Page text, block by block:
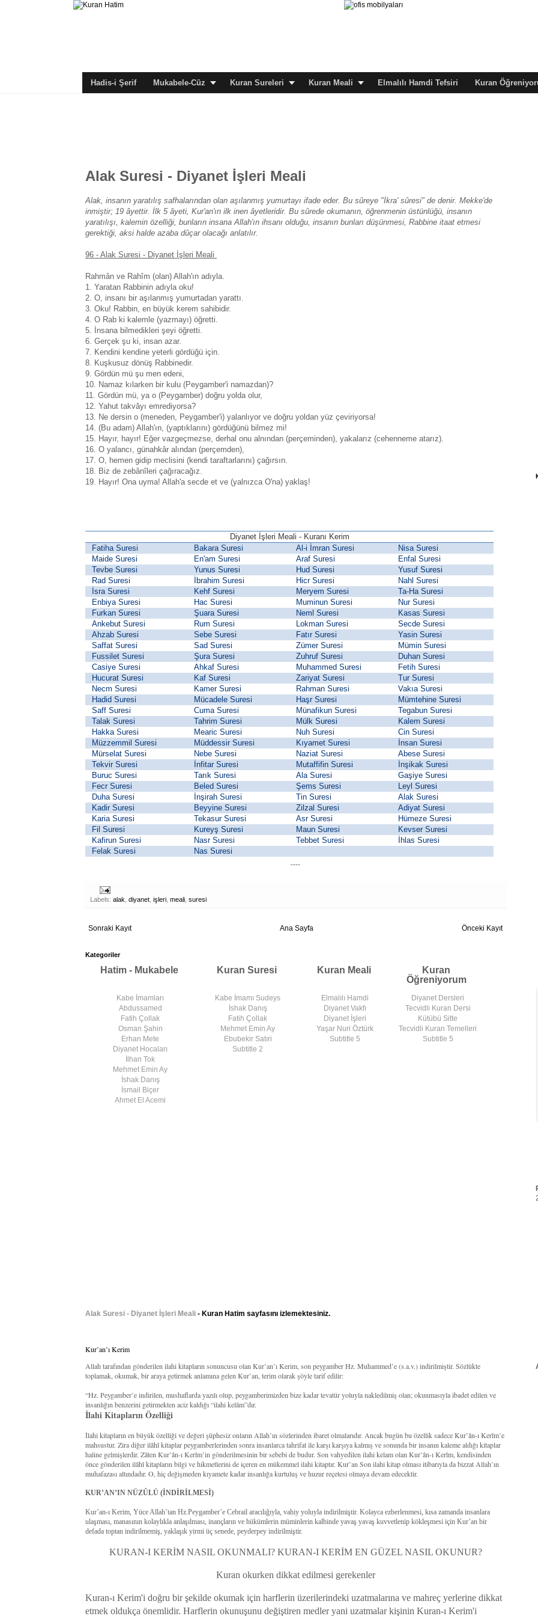
Hadis-i Şerif Mukabele-Cüz Kuran Sureleri Kuran Meali Elmalılı Hamdi Tefsiri Kuran
Alak Suresi - Diyanet İşleri Meali
Alak, insanın yaratılış safhalarından olan aşılanmış yumurtayı ifade eder. Bu sûreye "İkra' sûresi" de denir. Mekke'de
inmiştir; 19 âyettir. İlk 5 âyeti, Kur'an'ın ilk inen âyetleridir. Bu sûrede okumanın, öğrenmenin üstünlüğü, insanın
yaratılışı, kalemin özelliği, bunların insana Allah'ın ihsanı olduğu, insanın bunları düşünmesi, Rabbine itaat etmesi
gerektiği, aksi halde azaba dûçar olacağı anlatılır.
96 - Alak Suresi - Diyanet İşleri Meali
Rahmân ve Rahîm (olan) Allah'ın adıyla.
1. Yaratan Rabbinin adıyla oku!
2. O, insanı bir aşılanmış yumurtadan yarattı.
3. Oku! Rabbin, en büyük kerem sahibidir.
4. O Rab ki kalemle (yazmayı) öğretti.
5. İnsana bilmedikleri şeyi öğretti.
6. Gerçek şu ki, insan azar.
7. Kendini kendine yeterli gördüğü için.
8. Kuşkusuz dönüş Rabbinedir.
9. Gördün mü şu men edeni,
10. Namaz kılarken bir kulu (Peygamber'i namazdan)?
11. Gördün mü, ya o (Peygamber) doğru yolda olur,
12. Yahut takvâyı emrediyorsa?
13. Ne dersin o (meneden, Peygamber'i) yalanlıyor ve doğru yoldan yüz çeviriyorsa!
14. (Bu adam) Allah'ın, (yaptıklarını) gördüğünü bilmez mi!
15. Hayır, hayır! Eğer vazgeçmezse, derhal onu alnından (perçeminden), yakalarız (cehenneme atarız).
16. O yalancı, günahkâr alından (perçemden),
17. O, hemen gidip meclisini (kendi taraftarlarını) çağırsın.
18. Biz de zebânîleri çağıracağız.
19. Hayır! Ona uyma! Allah'a secde et ve (yalnızca O'na) yaklaş!
Diyanet İşleri Meali - Kuranı Kerim
Fatiha Suresi
Bakara Suresi Al-i İmran Suresi
Nisa Suresi
Maide Suresi
En'am Suresi Araf Suresi
Enfal Suresi
Tevbe Suresi
Yunus Suresi Hud Suresi
Yusuf Suresi
Rad Suresi
İbrahim Suresi Hicr Suresi
Nahl Suresi
İsra Suresi
Kehf Suresi Meryem Suresi
Ta-Ha Suresi
Enbiya Suresi
Hac Suresi Muminun Suresi
Nur Suresi
Furkan Suresi
Şuara Suresi Neml Suresi
Kasas Suresi
Ankebut Suresi
Rum Suresi Lokman Suresi
Secde Suresi
Ahzab Suresi
Sebe Suresi Fatır Suresi
Yasin Suresi
Saffat Suresi
Sad Suresi Zümer Suresi
Mümin Suresi
Fussilet Suresi
Şura Suresi Zuhruf Suresi
Duhan Suresi
Casiye Suresi
Ahkaf Suresi Muhammed Suresi
Fetih Suresi
Hucurat Suresi
Kaf Suresi Zariyat Suresi
Tur Suresi
Necm Suresi
Kamer Suresi Rahman Suresi
Vakıa Suresi
Hadid Suresi
Mücadele Suresi Haşr Suresi
Mümtehine Suresi
Saff Suresi
Cuma Suresi Münafikun Suresi
Tegabun Suresi
Talak Suresi
Tahrim Suresi Mülk Suresi
Kalem Suresi
Hakka Suresi
Mearic Suresi Nuh Suresi
Cin Suresi
Müzzemmil Suresi
Müddessir Suresi Kıyamet Suresi
İnsan Suresi
Mürselat Suresi
Nebe Suresi Naziat Suresi
Abese Suresi
Tekvir Suresi
İnfitar Suresi Mutaffifin Suresi
İnşikak Suresi
Buruc Suresi
Tarık Suresi Ala Suresi
Gaşiye Suresi
Fecr Suresi
Beled Suresi Şems Suresi
Leyl Suresi
Duha Suresi
İnşirah Suresi Tin Suresi
Alak Suresi
Kadir Suresi
Beyyine Suresi Zilzal Suresi
Adiyat Suresi
Karia Suresi
Tekasur Suresi Asr Suresi
Hümeze Suresi
Fil Suresi
Kureyş Suresi Maun Suresi
Kevser Suresi
Kafirun Suresi
Nasr Suresi Tebbet Suresi
İhlas Suresi
Felak Suresi
Nas Suresi
----
Labels: alak diyanet işleri meali suresi
Sonraki Kayıt Önceki Kayıt
Ana Sayfa
Kategoriler
Hatim - Mukabele Kuran Suresi Kuran Meali
Kuran
Öğreniyorum
Kabe İmamları
Abdussamed
Fatih Çollak
Osman Şahin
Erhan Mete
Diyanet Hocaları
İlhan Tok
Mehmet Emin Ay
İshak Danış
İsmail Biçer
Ahmet El Acemi
Kabe İmamı Sudeys
İshak Danış
Fatih Çollak
Mehmet Emin Ay
Ebubekir Satıri
Subtitle 2
Elmalılı Hamdi
Diyanet Vakfı
Diyanet İşleri
Yaşar Nuri Öztürk
Subtitle 5
Diyanet Dersleri
Tecvidli Kuran Dersi
Kütübü Sitte
Tecvidli Kuran Temelleri
Subtitle 5
Alak Suresi - Diyanet İşleri Meali - Kuran Hatim sayfasını izlemektesiniz.
Kur’an’ı Kerim
Allah tarafından gönderilen ilahi kitapların sonuncusu olan Kur’an’ı Kerim, son peygamber Hz. Muhammed’e (s.a.v.) indirilmiştir. Sözlükte
toplamak, okumak, bir araya getirmek anlamına gelen Kur’an, terim olarak şöyle tarif edilir:
“Hz. Peygamber’e indirilen, mushaflarda yazılı olup, peygamberimizden bize kadar tevatür yoluyla nakledilmiş olan; okunmasıyla ibadet edilen ve
insanlığın benzerini getirmekten aciz kaldığı “ilahi kelâm”dır.
İlahi Kitapların Özelliği
İlahi kitapların en büyük özelliği ve değeri şüphesiz onların Allah’ın sözlerinden ibaret olmalarıdır. Ancak bugün bu özellik sadece Kur’ân-ı Kerîm’e
mahsustur. Zira diğer ilâhî kitaplar peygamberlerinden sonra insanlarca tahrifat ile karşı karşıya kalmış ve sonunda bir insanın kaleme aldığı kitaplar
haline gelmişlerdir. Zâten Kur’ân-ı Kerîm’in gönderilmesinin bir sebebi de budur. Son vahyedilen ilahi kelam olan Kur’ân-ı Kerîm, kendisinden
önce gönderilen ilâhî kitapların bilgi ve hikmetlerini de içeren en mükemmel ilahi kitaptır. Kur’an Son ilahi kitap olması itibarıyla da bizzat Allah’ın
muhafazası altındadır. O, hiç değişmeden kıyamete kadar insanlığa kurtuluş ve huzur reçetesi olmaya devam edecektir.
KUR’AN’IN NÜZÛLÜ (İNDİRİLMESİ)
Kur’an-ı Kerim, Yüce Allah’tan Hz.Peygamber’e Cebrail aracılığıyla, vahiy yoluyla indirilmiştir. Kolayca ezberlenmesi, kısa zamanda insanlara
ulaşması, manasının kolaylıkla anlaşılması, inançların ve hükümlerin müminlerin kalbinde yavaş yavaş kuvvetlenip kökleşmesi için Kur’an bir
defada toptan indirilmemiş, yaklaşık yirmi üç senede, peyderpey indirilmiştir.
KURAN-I KERİM NASIL OKUNMALI? KURAN-I KERİM EN GÜZEL NASIL OKUNUR?
Kuran okurken dikkat edilmesi gerekenler
Kuran-ı Kerim'i doğru bir şekilde okumak için harflerin üzerilerindeki uzatmalarına ve mahreç yerlerine dikkat
etmek oldukça önemlidir. Harflerin okunuşunu değiştiren medler yani uzatmalar kişinin Kuran-ı Kerim'i